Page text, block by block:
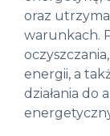
oraz
warunkach.
energii, a
działania